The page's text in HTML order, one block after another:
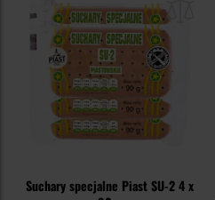
Suchary specjalne Piast SU-2 4 x